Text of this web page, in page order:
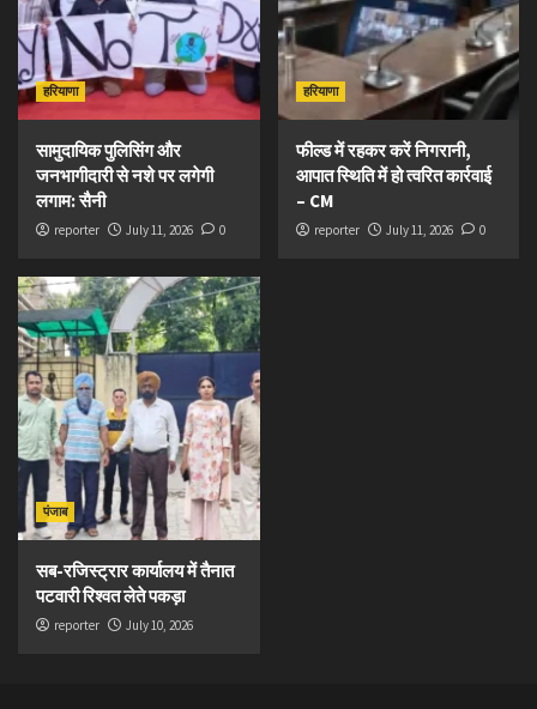
हरियाणा
सामुदायिक पुलिसिंग और
जनभागीदारी से नशे पर लगेगी
लगाम: सैनी
reporter July 11, 2026 0
हरियाणा
फील्ड में रहकर करें निगरानी,
आपात स्थिति में हो त्वरित कार्रवाई
– CM
reporter July 11, 2026 0
पंजाब
सब-रजिस्ट्रार कार्यालय में तैनात
पटवारी रिश्वत लेते पकड़ा
reporter July 10, 2026